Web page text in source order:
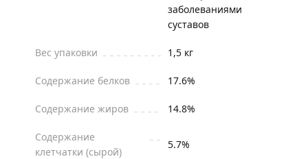
заболеваниями
суставов
Вес упаковки 1,5 кг
Содержание белков 17.6%
Содержание жиров 14.8%
Содержание
клетчатки (сырой)
5.7%